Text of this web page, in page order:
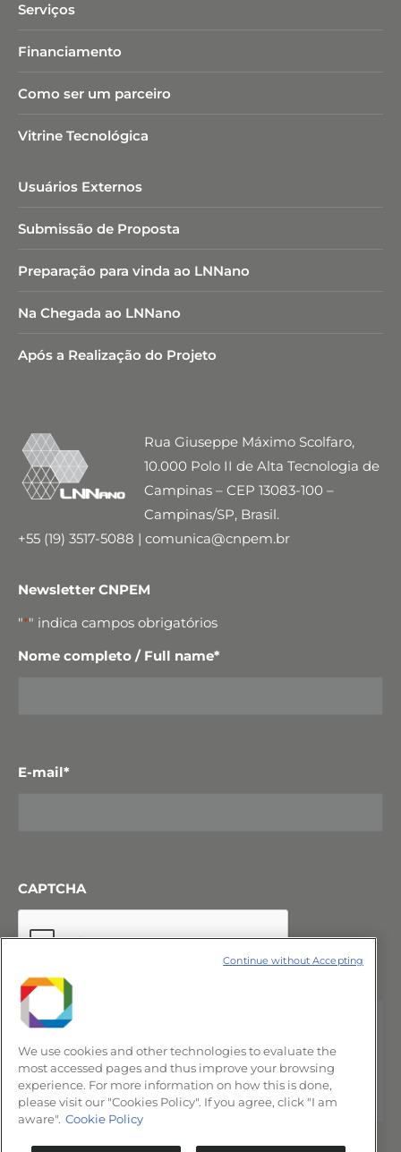
Serviços
Financiamento
Como ser um parceiro
Vitrine Tecnológica
Usuários Externos
Submissão de Proposta
Preparação para vinda ao LNNano
Na Chegada ao LNNano
Após a Realização do Projeto
Rua Giuseppe Máximo Scolfaro,
10.000 Polo II de Alta Tecnologia de
Campinas – CEP 13083-100 –
Campinas/SP, Brasil.
+55 (19) 3517-5088 | comunica@cnpem.br
Newsletter CNPEM
"*" indica campos obrigatórios
Nome completo / Full name*
E-mail*
CAPTCHA
We use cookies and other technologies to evaluate the
most accessed pages and thus improve your browsing
experience. For more information on how this is done,
please visit our "Cookies Policy". If you agree, click "I am
aware". Cookie Policy
Continue without Accepting